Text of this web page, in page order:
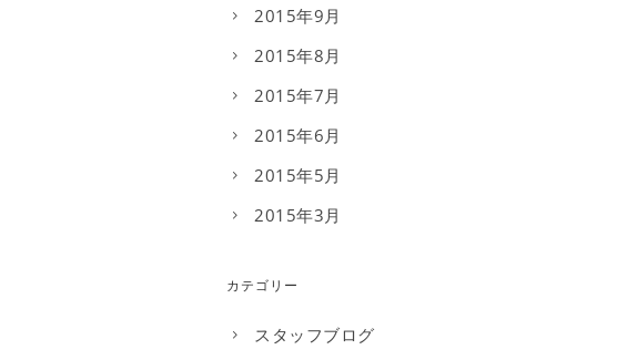
2015年9月
2015年8月
2015年7月
2015年6月
2015年5月
2015年3月
カテゴリー
スタッフブログ